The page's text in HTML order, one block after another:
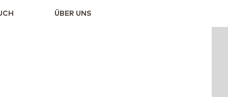
ÜBER UNS